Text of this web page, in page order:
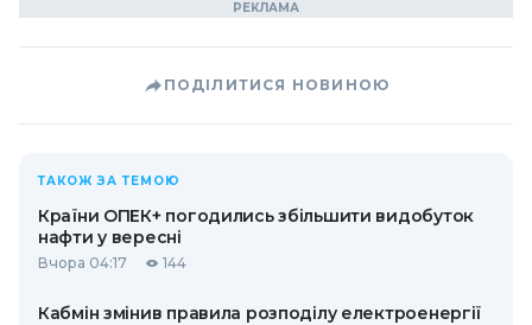
ПОДІЛИТИСЯ НОВИНОЮ
ТАКОЖ ЗА ТЕМОЮ
Країни ОПЕК+ погодились збільшити видобуток
нафти у вересні
Вчора 04:17 144
Кабмін змінив правила розподілу електроенергії